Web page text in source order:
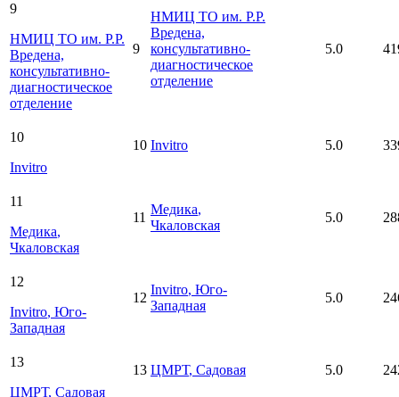
9
НМИЦ ТО им. Р.Р.
Вредена,
консультативно-
диагностическое
отделение
9
НМИЦ ТО им. Р.Р.
Вредена,
консультативно-
диагностическое
отделение
5.0
10
Invitro
10 Invitro 5.0
11
Медика,
Чкаловская
11
Медика,
Чкаловская
5.0
12
Invitro, Юго-
Западная
12
Invitro, Юго-
Западная
5.0
13
ЦМРТ, Садовая
13 ЦМРТ, Садовая 5.0